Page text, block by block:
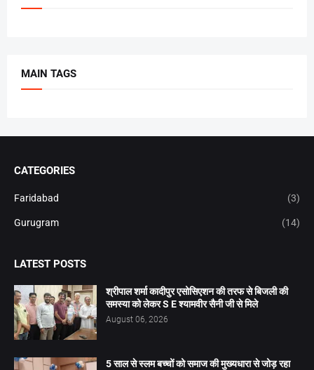
MAIN TAGS
CATEGORIES
Faridabad (3)
Gurugram (14)
LATEST POSTS
श्रीपाल शर्मा कादीपुर एसोसिएशन की तरफ से बिजली की
समस्या को लेकर S E श्यामवीर सैनी जी से मिले
August 06, 2026
5 साल से स्लम बच्चों को समाज की मुख्यधारा से जोड़ रहा